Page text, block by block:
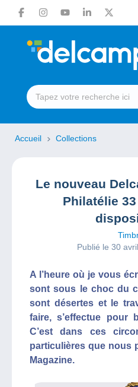
Accueil Collections
Le nouveau
Philatélie
Publié le 30
A l’heure où je vous
sont sous le choc du
sont désertes et le
faire, s’effectue pour
C’est dans ces
particulières que nous
Magazine.